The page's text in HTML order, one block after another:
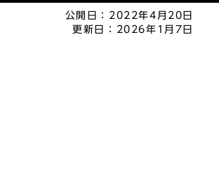
公開日： 2022年4月20日
更新日：
2026年1月7日